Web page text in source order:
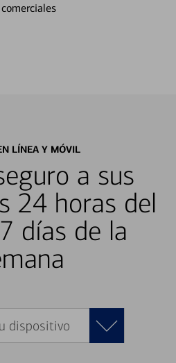
LÍNEA Y MÓVIL
a sus
24 horas del
días de la
dispositivo